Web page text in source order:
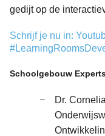
Nederlands
gedijt op de
Schrijf je nu in:
Schoolgebouw
Dr.